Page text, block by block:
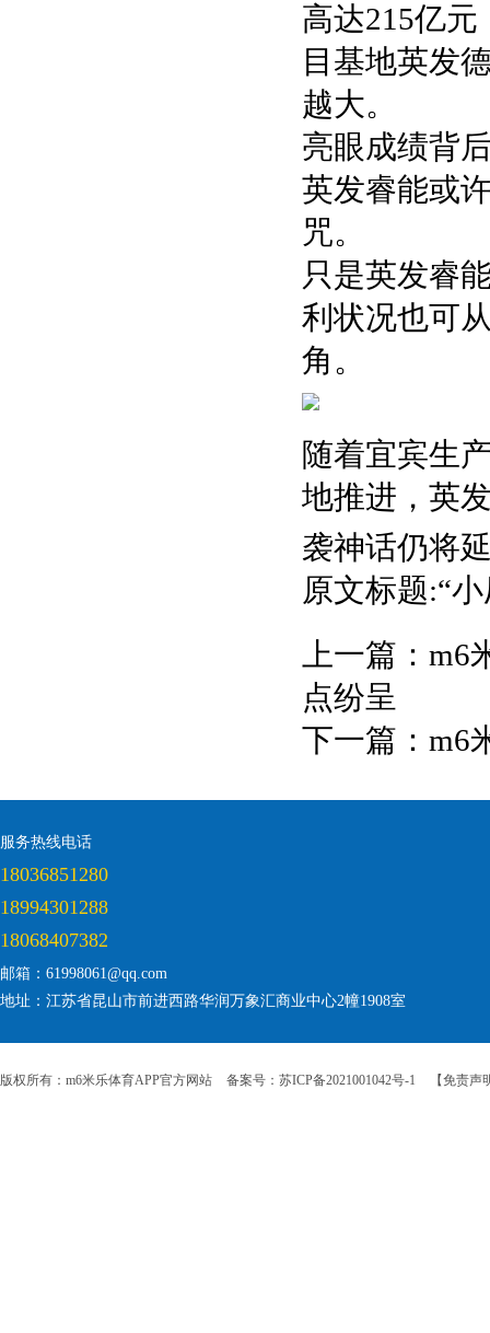
高达215亿
目基地英发
越大。
亮眼成绩背
英发睿能或
咒。
只是英发睿
利状况也可
角。
随着宜宾生
地推进，英
袭神话仍将
原文标题:“
上一篇： m6
点纷呈
下一篇： m6
服务热线电话
18036851280
18994301288
18068407382
邮箱：61998061@qq.com
地址：江苏省昆山市前进西路华润万象汇商业中心2幢1908室
版权所有：m6米乐体育APP官方网站 备案号：苏ICP备2021001042号-1 【免责声